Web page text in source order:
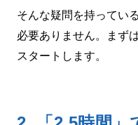
そんな疑問を持ってい
必要ありません。まず
スタートします。